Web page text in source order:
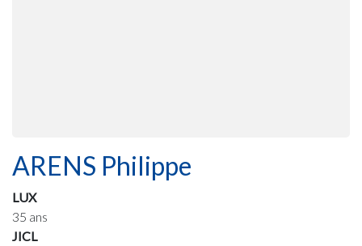
ARENS Philippe
LUX
35 ans
JICL